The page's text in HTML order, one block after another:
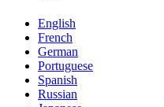
English
French
German
Portuguese
Spanish
Russian